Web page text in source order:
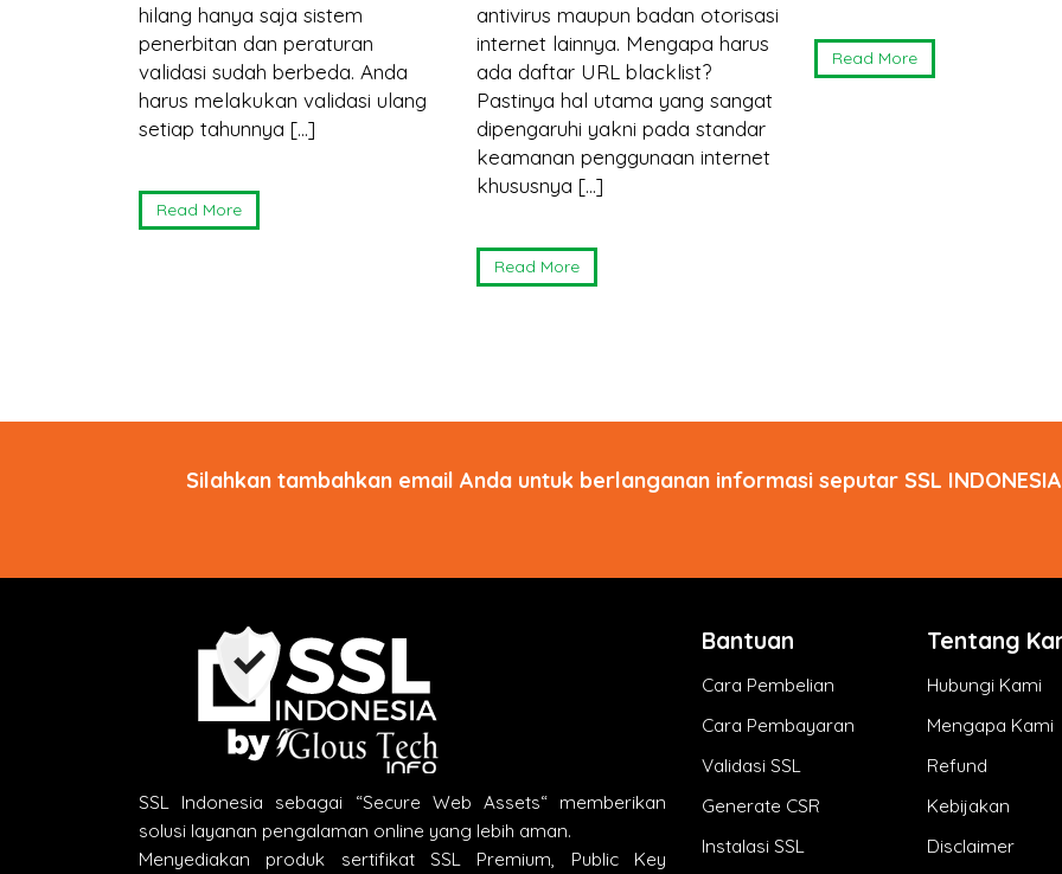
hilang hanya saja sistem
penerbitan dan peraturan
validasi sudah berbeda. Anda
harus melakukan validasi ulang
setiap tahunnya […]
Read More
antivirus maupun badan otorisasi
internet lainnya. Mengapa harus
ada daftar URL blacklist?
Pastinya hal utama yang sangat
dipengaruhi yakni pada standar
keamanan penggunaan internet
khususnya […]
Read More
Read More
Silahkan tambahkan email Anda untuk berlanganan informasi seputar SSL
SSL Indonesia sebagai “Secure Web Assets“ memberikan
solusi layanan pengalaman online yang lebih aman.
Menyediakan produk sertifikat SSL Premium, Public Key
Bantuan
Cara Pembelian
Cara Pembayaran
Validasi SSL
Generate CSR
Instalasi SSL
Tentang
Hubungi Kami
Mengapa Kami
Refund
Kebijakan
Disclaimer